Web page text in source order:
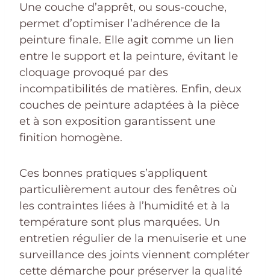
Une couche d’apprêt, ou sous-couche,
permet d’optimiser l’adhérence de la
peinture finale. Elle agit comme un lien
entre le support et la peinture, évitant le
cloquage provoqué par des
incompatibilités de matières. Enfin, deux
couches de peinture adaptées à la pièce
et à son exposition garantissent une
finition homogène.
Ces bonnes pratiques s’appliquent
particulièrement autour des fenêtres où
les contraintes liées à l’humidité et à la
température sont plus marquées. Un
entretien régulier de la menuiserie et une
surveillance des joints viennent compléter
cette démarche pour préserver la qualité